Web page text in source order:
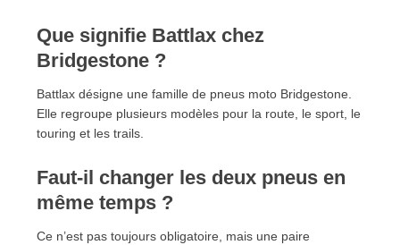
Que signifie Battlax chez
Bridgestone ?
Battlax désigne une famille de pneus moto Bridgestone.
Elle regroupe plusieurs modèles pour la route, le sport, le
touring et les trails.
Faut-il changer les deux pneus en
même temps ?
Ce n’est pas toujours obligatoire, mais une paire